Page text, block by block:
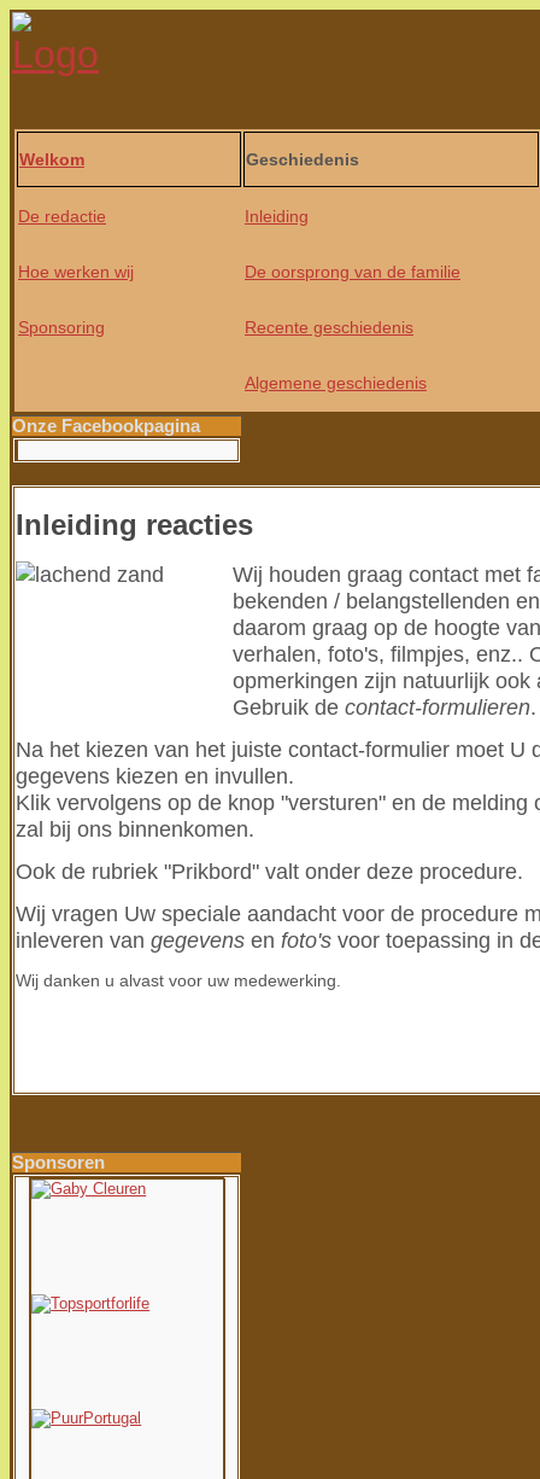
Welkom Geschiedenis
De redactie Inleiding
Hoe werken wij De oorsprong van de familie
Sponsoring Recente geschiedenis
Algemene geschiedenis
Onze Facebookpagina
Inleiding reacties
Wij houden graag contact met
bekenden / belangstellenden
daarom graag op de hoogte
verhalen, foto's, filmpjes, enz..
opmerkingen zijn natuurlijk ook
Gebruik de contact-formulieren.
Na het kiezen van het juiste contact-formulier moet U
gegevens kiezen en invullen.
Klik vervolgens op de knop "versturen" en de melding
zal bij ons binnenkomen.
Ook de rubriek "Prikbord" valt onder deze procedure.
Wij vragen Uw speciale aandacht voor de procedure
inleveren van gegevens en foto's voor toepassing in
Wij danken u alvast voor uw medewerking.
Sponsoren